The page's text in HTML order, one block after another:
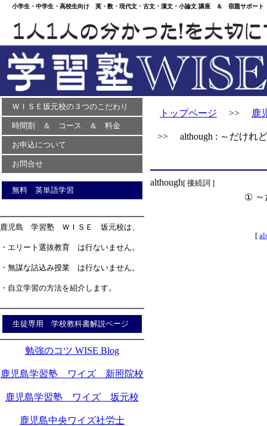
小学生・中学生・高校生向け 英・数・現代文・古文・漢文・小論文 講座 ＆ 宿題サポー
ＷＩＳＥ坂元校の３つのこだわり
時間割 ＆ コース ＆ 料金
お申込について
お問合せ
無料 英単語学習
鹿児島 学習塾 ＷＩＳＥ 坂元校は、
・エリート選抜教育 は行ないません。
・無謀な詰込み授業 は行ないません。
・自立学習の方法を紹介します。
生徒専用 学校教科書解説ページ
勉強のコツ WISE Blog
鹿児島学習塾 ワイズ 新照院校
鹿児島学習塾 ワイズ 坂元校
鹿児島中央ワイズ社労士
トップページ >> 鹿
>> although : ～だけれ
although[ 接続詞 ]
①
[